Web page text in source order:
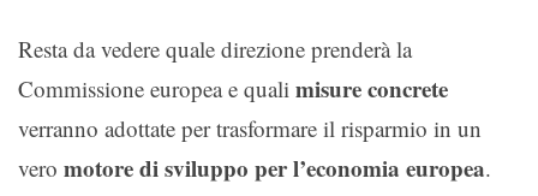
Resta da vedere quale direzione prenderà la
Commissione europea e quali misure concrete
verranno adottate per trasformare il risparmio in un
vero motore di sviluppo per l’economia europea.